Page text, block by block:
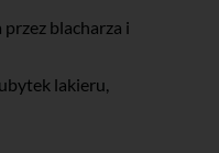
blacharza i
lakieru,